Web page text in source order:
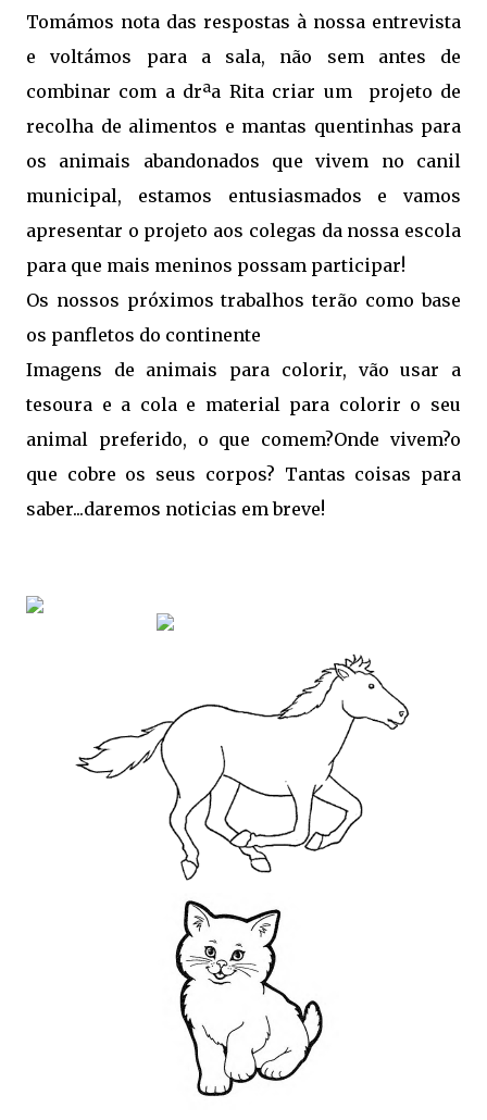
Tomámos nota das respostas à nossa entrevista
e voltámos para a sala, não sem antes de
combinar com a drªa Rita criar um projeto de
recolha de alimentos e mantas quentinhas para
os animais abandonados que vivem no canil
municipal, estamos entusiasmados e vamos
apresentar o projeto aos colegas da nossa escola
para que mais meninos possam participar!
Os nossos próximos trabalhos terão como base
os panfletos do continente
Imagens de animais para colorir, vão usar a
tesoura e a cola e material para colorir o seu
animal preferido, o que comem?Onde vivem?o
que cobre os seus corpos? Tantas coisas para
saber...daremos noticias em breve!